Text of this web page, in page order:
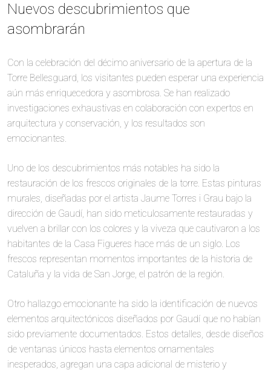
Nuevos descubrimientos que
asombrarán
Con la celebración del décimo aniversario de la apertura de la
Torre Bellesguard, los visitantes pueden esperar una experiencia
aún más enriquecedora y asombrosa. Se han realizado
investigaciones exhaustivas en colaboración con expertos en
arquitectura y conservación, y los resultados son
emocionantes.
Uno de los descubrimientos más notables ha sido la
restauración de los frescos originales de la torre. Estas pinturas
murales, diseñadas por el artista Jaume Torres i Grau bajo la
dirección de Gaudí, han sido meticulosamente restauradas y
vuelven a brillar con los colores y la viveza que cautivaron a los
habitantes de la Casa Figueres hace más de un siglo. Los
frescos representan momentos importantes de la historia de
Cataluña y la vida de San Jorge, el patrón de la región.
Otro hallazgo emocionante ha sido la identificación de nuevos
elementos arquitectónicos diseñados por Gaudí que no habían
sido previamente documentados. Estos detalles, desde diseños
de ventanas únicos hasta elementos ornamentales
inesperados, agregan una capa adicional de misterio y